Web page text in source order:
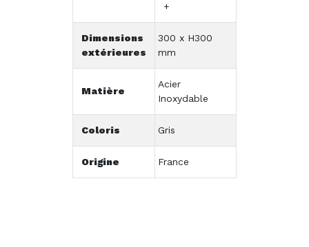
+
Dimensions
extérieures
300 x H300
mm
Matière
Acier
Inoxydable
Coloris Gris
Origine France